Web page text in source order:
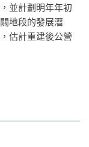
並計劃明年年初
地段的發展潛
估計重建後公營